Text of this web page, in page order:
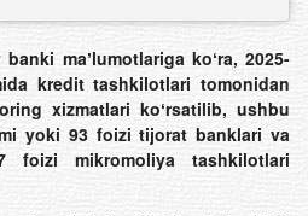
maʼlumotlariga koʻra, 2025-
kredit tashkilotlari tomonidan
xizmatlari koʻrsatilib, ushbu
yoki 93 foizi tijorat banklari va
mikromoliya tashkilotlari